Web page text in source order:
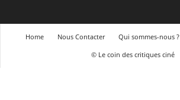
Home Nous Contacter Qui sommes-nous ?
© Le coin des critiques ciné